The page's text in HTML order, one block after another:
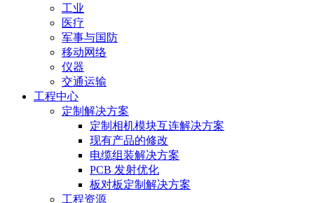
工业
医疗
军事与国防
移动网络
仪器
交通运输
工程中心
定制解决方案
定制相机模块互连解决方案
现有产品的修改
电缆组装解决方案
PCB 发射优化
板对板定制解决方案
工程资源